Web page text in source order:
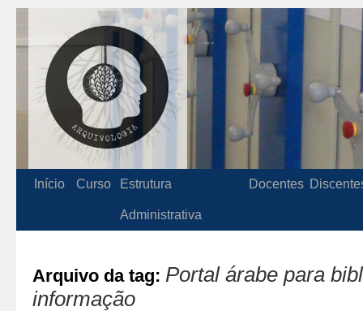
Início Curso Estrutura
Administrativa
Docentes
Arquivo da tag: Portal árabe para
informação